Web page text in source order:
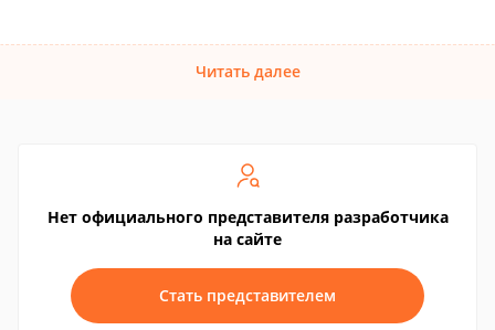
Читать далее
Нет официального представителя разработчика
на сайте
Стать представителем